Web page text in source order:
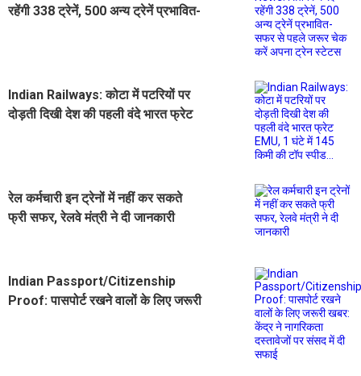
रहेंगी 338 ट्रेनें, 500 अन्य ट्रेनें प्रभावित-
Indian Railways: कोटा में पटरियों पर
दोड़ती दिखी देश की पहली वंदे भारत फ्रेट
रेल कर्मचारी इन ट्रेनों में नहीं कर सकते
फ्री सफर, रेलवे मंत्री ने दी जानकारी
Indian Passport/Citizenship
Proof: पासपोर्ट रखने वालों के लिए जरूरी